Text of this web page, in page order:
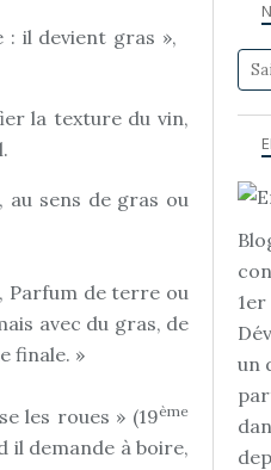
: il devient gras »,
la texture du vin,
au sens de gras ou
Parfum de terre ou
avec du gras, de
finale. »
les roues » (19ème
il demande à boire,
un